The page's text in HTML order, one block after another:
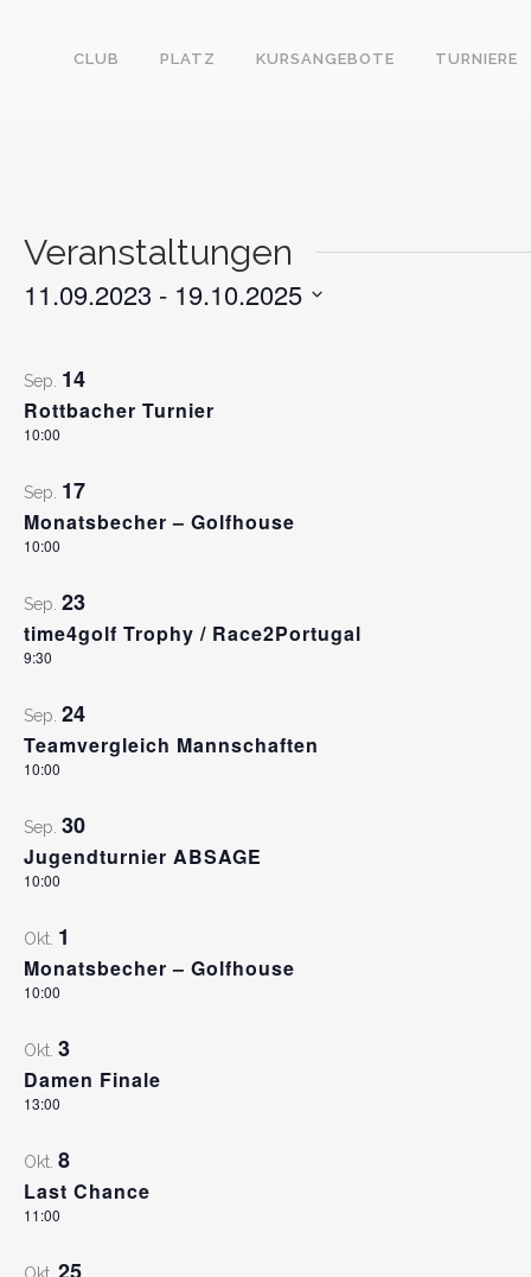
CLUB PLATZ KURSANGEBOTE TURNIERE
Veranstaltungen
11.09.2023 - 19.10.2025
OF
VERANSTALTUNGEN
PHOTO
VIEW
Sep. 14
Rottbacher Turnier
10:00
Sep. 17
Monatsbecher – Golfhouse
10:00
Sep. 23
time4golf Trophy / Race2Portugal
9:30
Sep. 24
Teamvergleich Mannschaften
10:00
Sep. 30
Jugendturnier ABSAGE
10:00
Okt. 1
Monatsbecher – Golfhouse
10:00
Okt. 3
Damen Finale
13:00
Okt. 8
Last Chance
11:00